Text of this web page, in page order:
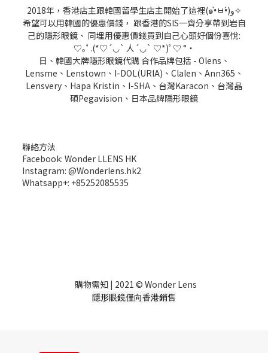
2018年，香港店主跟韓國留學生店主開始了這裡(๑•̀ㅂ•́)و✧
希望可以用韓國的優惠價錢， 跟香港的SIS一齊分享帶到岩自
己的隱形眼鏡、 同埋用優惠價錢買到自己心頭好個份喜悅:
♡｡ﾟ.(*♡´◡` 人´◡` ♡*)ﾟ♡ °・
日、韓國大牌隱形眼鏡代購 合作品牌包括 - Olens、
Lensme、Lenstown、I-DOL(URIA)、Clalen、Ann365、
Lensvery、Hapa Kristin、I-SHA、台灣Karacon、台灣晶
碩Pegavision、日本品牌隱形眼鏡
聯絡方法
Facebook: Wonder LLENS HK
Instagram: @Wonderlens.hk2
Whatsapp+: +85252085535
購物需知 | 2021 © Wonder Lens
隱形眼鏡僅向香港銷售